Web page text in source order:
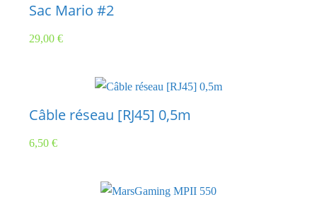
Sac Mario #2
29,00 €
Câble réseau [RJ45] 0,5m
6,50 €